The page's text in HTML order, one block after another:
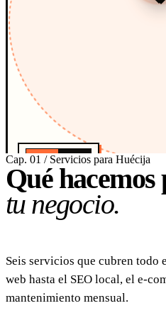
0 · 1km
ESCALA · APROX
★ PROYECCIÓN WEB MERCATOR ·
PLATANITO RICO · CARTOGRAFÍA
Cap. 01 / Servicios para Huécija
Qué hacemos
tu negocio.
Seis servicios que cubren todo
web hasta el SEO local, el e-
mantenimiento mensual.